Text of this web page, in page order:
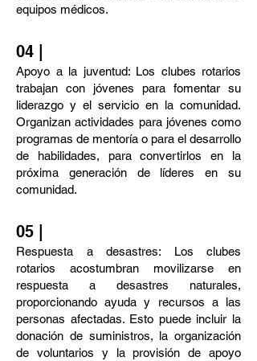
equipos médicos.
04 |
Apoyo a la juventud: Los clubes rotarios
trabajan con jóvenes para fomentar su
liderazgo y el servicio en la comunidad.
Organizan actividades para jóvenes como
programas de mentoría o para el desarrollo
de habilidades, para convertirlos en la
próxima generación de líderes en su
comunidad.
05 |
Respuesta a desastres: Los clubes
rotarios acostumbran movilizarse en
respuesta a desastres naturales,
proporcionando ayuda y recursos a las
personas afectadas. Esto puede incluir la
donación de suministros, la organización
de voluntarios y la provisión de apoyo